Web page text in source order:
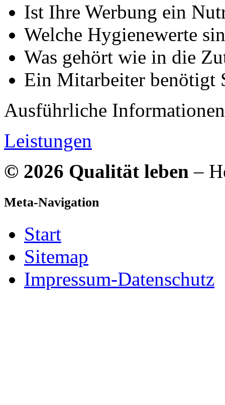
Ist Ihre Werbung ein
Welche Hygienewerte
Was gehört wie in die
Ein Mitarbeiter benötigt
Ausführliche
Leistungen
© 2026 Qualität leben –
Meta-Navigation
Start
Sitemap
Impressum-Datenschutz